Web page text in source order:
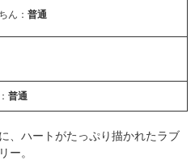
ん： 普通
普通
、ハートがたっぷり描かれたラブ
ー。